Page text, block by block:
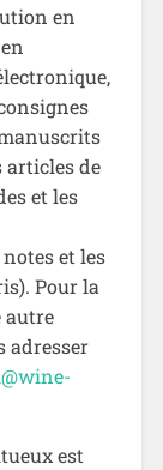
en
articles de
et les
et les
Pour la
autre
adresser
est